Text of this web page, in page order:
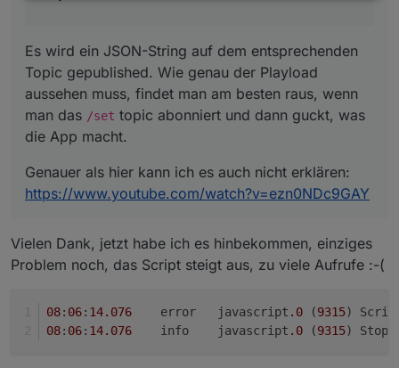
Es wird ein JSON-String auf dem entsprechenden
Topic gepublished. Wie genau der Playload
aussehen muss, findet man am besten raus, wenn
man das /set topic abonniert und dann guckt, was
die App macht.
Genauer als hier kann ich es auch nicht erklären:
https://www.youtube.com/watch?v=ezn0NDc9GAY
Vielen Dank, jetzt habe ich es hinbekommen, einziges
Problem noch, das Script steigt aus, zu viele Aufrufe :-(
08: 06: 14.076
	error	javascript
.0 (9315)
08: 06: 14.076
	info	javascript
.0 (9315) Stop